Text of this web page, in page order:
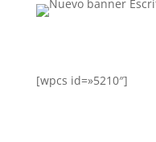
[wpcs id=»5210″]